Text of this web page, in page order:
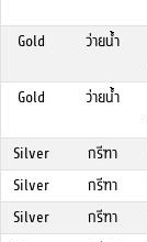
Gold ว่ายน้ำ
Gold ว่ายน้ำ
Silver กรีฑา
Silver
กรีฑา
Silver
กรีฑา